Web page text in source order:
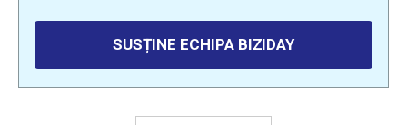
SUSȚINE ECHIPA BIZIDAY